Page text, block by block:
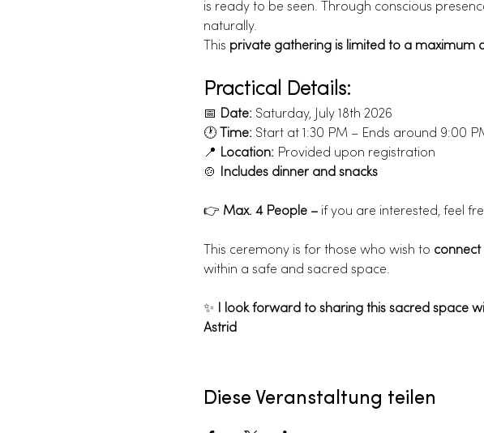
is ready to be seen. Through conscious
naturally.
This private gathering is limited to a maximum
Practical Details:
📅 Date: Saturday, July 18th 2026
🕐
Time: Start at 1:30 PM – Ends around 9:00
📍 Location: Provided upon registration
🍲
Includes dinner and snacks
👉 Max. 4 People – if you are interested, feel
This ceremony is for those who wish to
within a safe and sacred space.
✨
I look forward to sharing this sacred space
Astrid
Diese Veranstaltung teilen